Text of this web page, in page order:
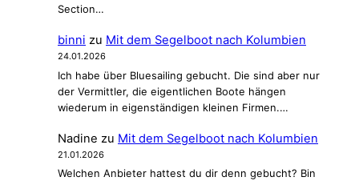
Section…
binni zu Mit dem Segelboot nach Kolumbien
24.01.2026
Ich habe über Bluesailing gebucht. Die sind aber nur
der Vermittler, die eigentlichen Boote hängen
wiederum in eigenständigen kleinen Firmen.…
Nadine zu Mit dem Segelboot nach Kolumbien
21.01.2026
Welchen Anbieter hattest du dir denn gebucht? Bin